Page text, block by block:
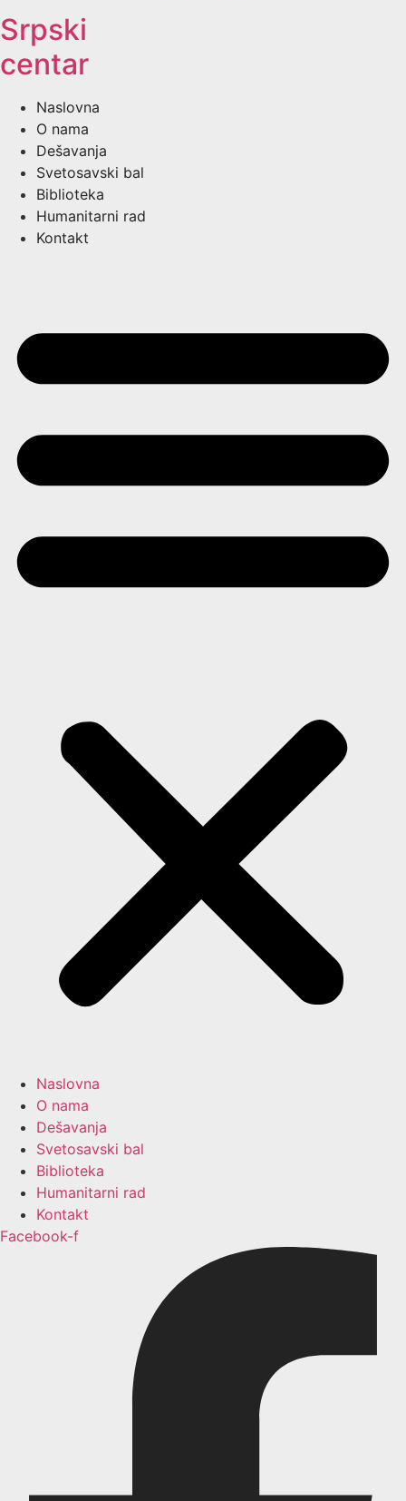
Srpski
centar
Naslovna
O nama
Dešavanja
Svetosavski bal
Biblioteka
Humanitarni rad
Kontakt
Naslovna
O nama
Dešavanja
Svetosavski bal
Biblioteka
Humanitarni rad
Kontakt
Facebook-f